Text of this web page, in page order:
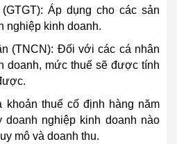
Áp dụng cho các sản
nghiệp kinh doanh.
(TNCN): Đối với các cá nhân
doanh, mức thuế sẽ được tính
thuế cố định hàng năm
doanh nghiệp kinh doanh nào
mô và doanh thu.